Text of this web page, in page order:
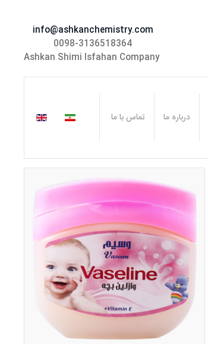
info@ashkanchemistry.com
0098-3136518364
Ashkan Shimi Isfahan Company
درباره ما تماس با ما